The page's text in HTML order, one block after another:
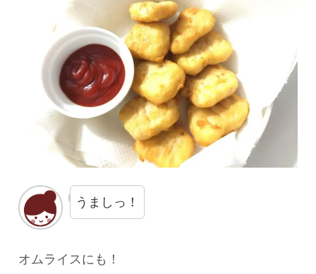
うましっ！
オムライスにも！